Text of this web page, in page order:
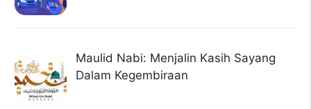
Maulid Nabi: Menjalin Kasih Sayang
Dalam Kegembiraan